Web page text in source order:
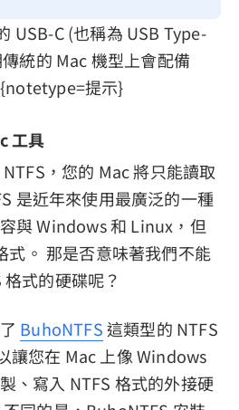
USB-C (也稱為 USB Type-
統的 Mac 機型上會配備
提示}
工具
，您的 Mac 將只能讀取
是近年來使用最廣泛的一種
與 Windows 和 Linux，但
式。 那是否意味著我們不能
式的硬碟呢？
BuhoNTFS這類型的 NTFS
讓您在 Mac 上像 Windows
、寫入 NTFS 格式的外接硬